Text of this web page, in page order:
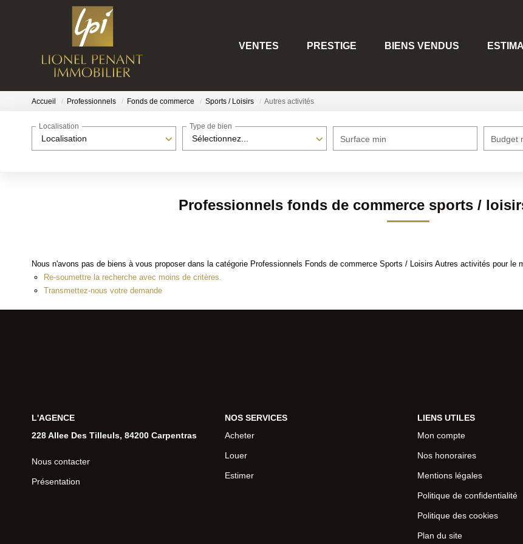
VENTES PRESTIGE BIENS VENDUS
Accueil Professionnels Fonds de commerce Sports / Loisirs Autres activités
Localisation
Localisation
Sélectionnez...
Type de bien
Surface min Budget
Professionnels fonds de commerce sports /
Nous n'avons pas de biens à vous proposer dans la catégorie Professionnels Fonds de commerce Sports / Loisirs Autres activités pour le
Re-soumettre la recherche avec moins de critères.
Transmettez-nous votre demande
L'AGENCE
228 Allee Des Tilleuls, 84200 Carpentras
Nous contacter
Présentation
NOS SERVICES
Acheter
Louer
Estimer
LIENS UTILES
Mon compte
Nos honoraires
Mentions légales
Politique de confidentialité
Politique des cookies
Plan du site